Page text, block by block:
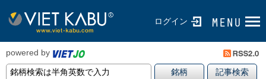
ログイン
powered by